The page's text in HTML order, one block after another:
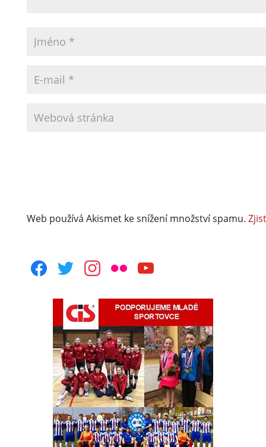
Web používá Akismet ke snížení množství spamu.
facebooktwitterinstagram
flickr youtube